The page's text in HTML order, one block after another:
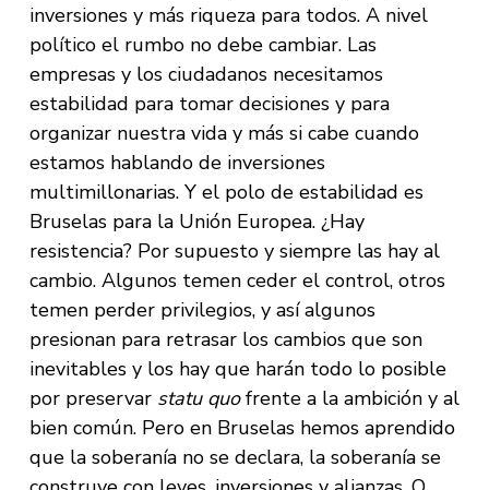
inversiones y más riqueza para todos. A nivel
político el rumbo no debe cambiar. Las
empresas y los ciudadanos necesitamos
estabilidad para tomar decisiones y para
organizar nuestra vida y más si cabe cuando
estamos hablando de inversiones
multimillonarias. Y el polo de estabilidad es
Bruselas para la Unión Europea. ¿Hay
resistencia? Por supuesto y siempre las hay al
cambio. Algunos temen ceder el control, otros
temen perder privilegios, y así algunos
presionan para retrasar los cambios que son
inevitables y los hay que harán todo lo posible
por preservar statu quofrente a la ambición y al
bien común. Pero en Bruselas hemos aprendido
que la soberanía no se declara, la soberanía se